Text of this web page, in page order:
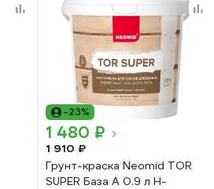
-23%
1 480 ₽
1 910 ₽
Грунт-краска Neomid TOR
SUPER База А 0.9 л Н-